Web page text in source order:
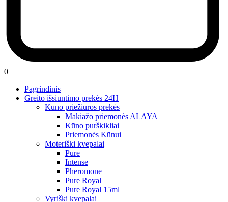
0
Pagrindinis
Greito išsiuntimo prekės 24H
Kūno priežiūros prekės
Makiažo priemonės ALAYA
Kūno purškikliai
Priemonės Kūnui
Moteriški kvepalai
Pure
Intense
Pheromone
Pure Royal
Pure Royal 15ml
Vyriški kvepalai